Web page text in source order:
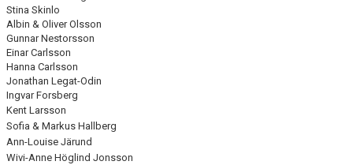
Stina Skinlo
Albin & Oliver Olsson
Gunnar Nestorsson
Einar Carlsson
Hanna Carlsson
Jonathan Legat-Odin
Ingvar Forsberg
Kent Larsson
Sofia & Markus Hallberg
Ann-Louise Järund
Wivi-Anne Höglind Jonsson